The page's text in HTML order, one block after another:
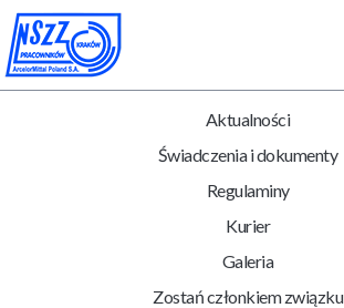
Aktualności
Świadczenia i dokumenty
Regulaminy
Kurier
Galeria
Zostań członkiem związku